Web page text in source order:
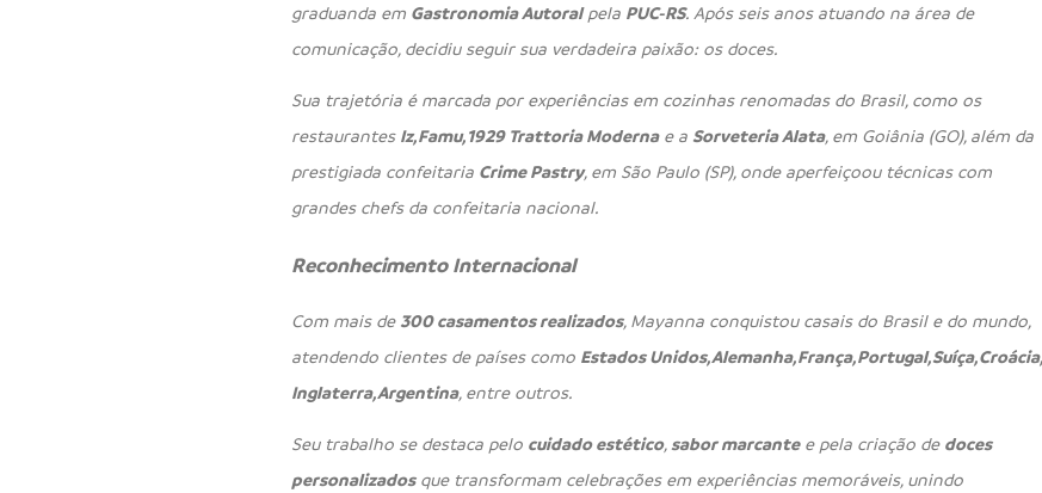
graduanda em Gastronomia Autoralpela PUC-RS. Após seis anos atuando na área de
comunicação, decidiu seguir sua verdadeira paixão: os doces.
Sua trajetória é marcada por experiências em cozinhas renomadas do Brasil, como os
restaurantes Iz, Famu, 1929 Trattoria Modernae a Sorveteria Alata, em Goiânia (GO), além da
prestigiada confeitaria Crime Pastry, em São Paulo (SP), onde aperfeiçoou técnicas com
grandes chefs da confeitaria nacional.
Reconhecimento Internacional
Com mais de 300 casamentos realizados, Mayanna conquistou casais do Brasil e do mundo,
atendendo clientes de países como Estados Unidos, Alemanha, França, Portugal, Suíça, Croácia,
Inglaterra, Argentina, entre outros.
Seu trabalho se destaca pelo cuidado estético,sabor marcantee pela criação de doces
personalizadosque transformam celebrações em experiências memoráveis, unindo